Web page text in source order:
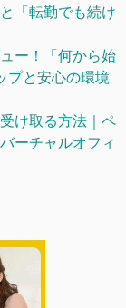
「転勤でも続け
ー！「何から始
プと安心の環境
け取る方法｜ペ
ーチャルオフィ